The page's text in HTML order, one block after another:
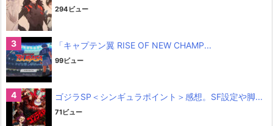
294ビュー
「キャプテン翼 RISE OF NEW CHAMP...
99ビュー
ゴジラSP＜シンギュラポイント＞感想。SF設定や脚...
71ビュー